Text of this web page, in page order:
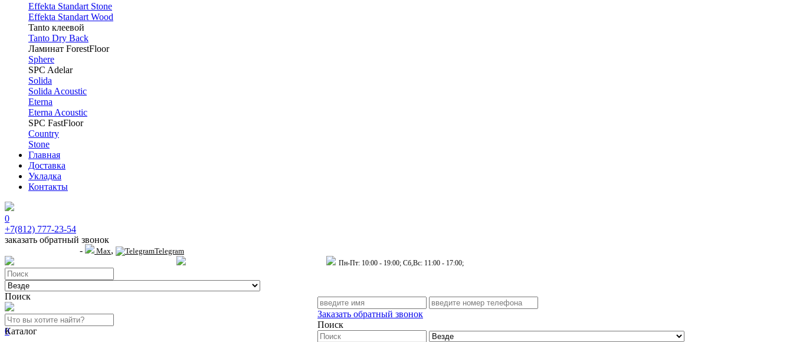
Effekta Standart Stone
Effekta Standart Wood
Tanto клеевой
Tanto Dry Back
Ламинат ForestFloor
Sphere
SPC Adelar
Solida
Solida Acoustic
Eterna
Eterna Acoustic
SPC FastFloor
Country
Stone
Главная
Доставка
Укладка
Контакты
0
+7(812) 777-23-54
заказать обратный звонок
- Max, Telegram
Пн-Пт: 10:00 - 19:00; Сб,Вс: 11:00 - 17:00;
Поиск
Заказать обратный звонок
Поиск
0
Каталог